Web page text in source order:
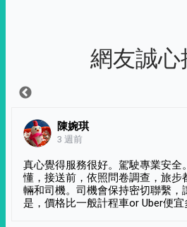
網友誠心
陳婉琪
3 週前
真心覺得服務很好。駕駛專業安全
懂，接送前，依照問卷調查，旅步
輛和司機。司機會保持密切聯繫，
是，價格比一般計程車or Uber便